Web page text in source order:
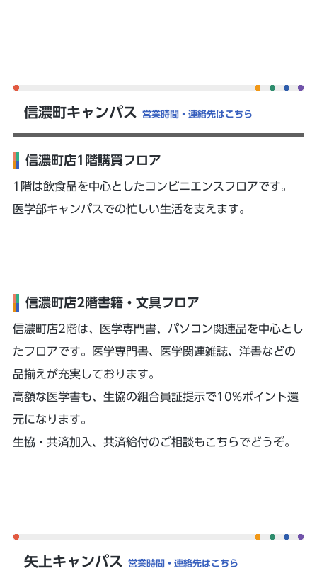
信濃町キャンパス 営業時間・連絡先はこちら
信濃町店1階購買フロア
1階は飲食品を中心としたコンビニエンスフロアです。
医学部キャンパスでの忙しい生活を支えます。
信濃町店2階書籍・文具フロア
信濃町店2階は、医学専門書、パソコン関連品を中心とし
たフロアです。医学専門書、医学関連雑誌、洋書などの
品揃えが充実しております。
高額な医学書も、生協の組合員証提示で10%ポイント還
元になります。
生協・共済加入、共済給付のご相談もこちらでどうぞ。
矢上キャンパス 営業時間・連絡先はこちら